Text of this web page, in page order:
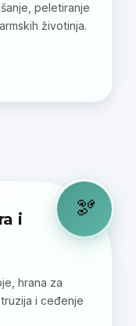
peletiranje
životinja.
🫘
i
hrana za
i ceđenje